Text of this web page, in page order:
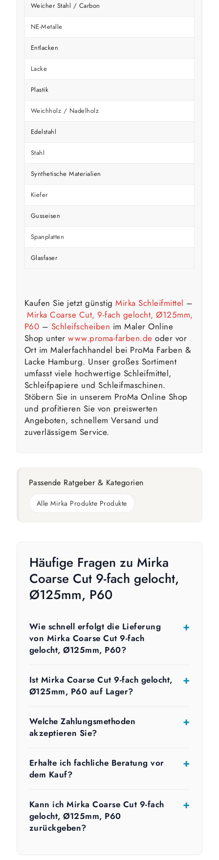
Weicher Stahl / Carbon
NE-Metalle
Entlacken
Lacke
Plastik
Weichholz / Nadelholz
Edelstahl
Stahl
Synthetische Materialien
Kiefer
Gusseisen
Spanplatten
Glasfaser
Kaufen Sie jetzt günstigMirka Schleifmittel –
Mirka Coarse Cut, 9-fach gelocht, Ø125mm,
P60 – Schleifscheiben im Maler Online
Shop unterwww.proma-farben.de oder vor
Ort im Malerfachhandel bei ProMa Farben &
Lacke Hamburg. Unser großes Sortiment
umfasst viele hochwertige Schleifmittel,
Schleifpapiere und Schleifmaschinen.
Stöbern Sie in unserem ProMa Online Shop
und profitieren Sie von preiswerten
Angeboten, schnellem Versand und
zuverlässigem Service.
Passende Ratgeber & Kategorien
Alle Mirka Produkte Produkte
Häufige Fragen zu Mirka
Coarse Cut 9-fach gelocht,
Ø125mm, P60
Wie schnell erfolgt die Lieferung
von Mirka Coarse Cut 9-fach
gelocht, Ø125mm, P60?
Ist Mirka Coarse Cut 9-fach gelocht,
Ø125mm, P60 auf Lager?
Welche Zahlungsmethoden
akzeptieren Sie?
Erhalte ich fachliche Beratung vor
dem Kauf?
Kann ich Mirka Coarse Cut 9-fach
gelocht, Ø125mm, P60
zurückgeben?